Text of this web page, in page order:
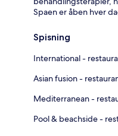
Spaen er åben hver
Spisning
International -
Asian fusion -
Mediterranean -
Pool & beachside -